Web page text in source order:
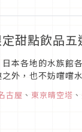
甜點飲品五
本各地的水族館
外，也不妨嚐嚐
處水族館一遊時，
古屋 、 東京晴空塔 、